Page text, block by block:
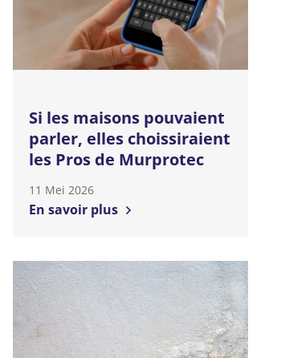
Si les maisons pouvaient
parler, elles choissiraient
les Pros de Murprotec
11 Mei 2026
En savoir plus